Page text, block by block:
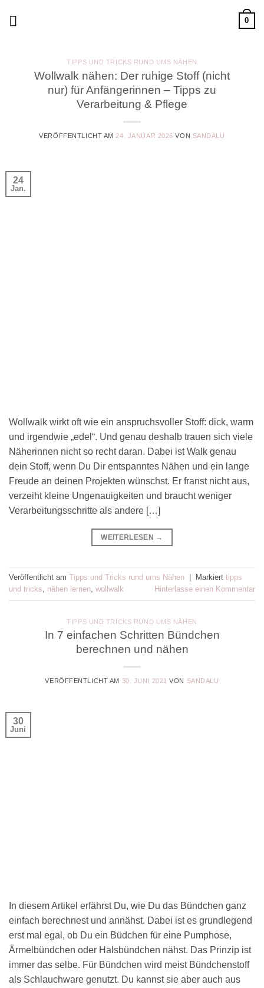
0
TIPPS UND TRICKS RUND UMS NÄHEN
Wollwalk nähen: Der ruhige Stoff (nicht
nur) für Anfängerinnen – Tipps zu
Verarbeitung & Pflege
VERÖFFENTLICHT AM 24. JANUAR 2026 VON SANDALU
24
Jan.
Wollwalk wirkt oft wie ein anspruchsvoller Stoff: dick, warm
und irgendwie „edel“. Und genau deshalb trauen sich viele
Näherinnen nicht so recht daran. Dabei ist Walk genau
dein Stoff, wenn Du Dir entspanntes Nähen und ein lange
Freude an deinen Projekten wünschst. Er franst nicht aus,
verzeiht kleine Ungenauigkeiten und braucht weniger
Verarbeitungsschritte als andere […]
WEITERLESEN →
Veröffentlicht am Tipps und Tricks rund ums Nähen Markiert tipps
und tricks
nähen lernen wollwalk Hinterlasse einen Kommentar
TIPPS UND TRICKS RUND UMS NÄHEN
In 7 einfachen Schritten Bündchen
berechnen und nähen
VERÖFFENTLICHT AM 30. JUNI 2021 VON SANDALU
30
Juni
In diesem Artikel erfährst Du, wie Du das Bündchen ganz
einfach berechnest und annähst. Dabei ist es grundlegend
erst mal egal, ob Du ein Büdchen für eine Pumphose,
Ärmelbündchen oder Halsbündchen nähst. Das Prinzip ist
immer das selbe. Für Bündchen wird meist Bündchenstoff
als Schlauchware genutzt. Du kannst sie aber auch aus